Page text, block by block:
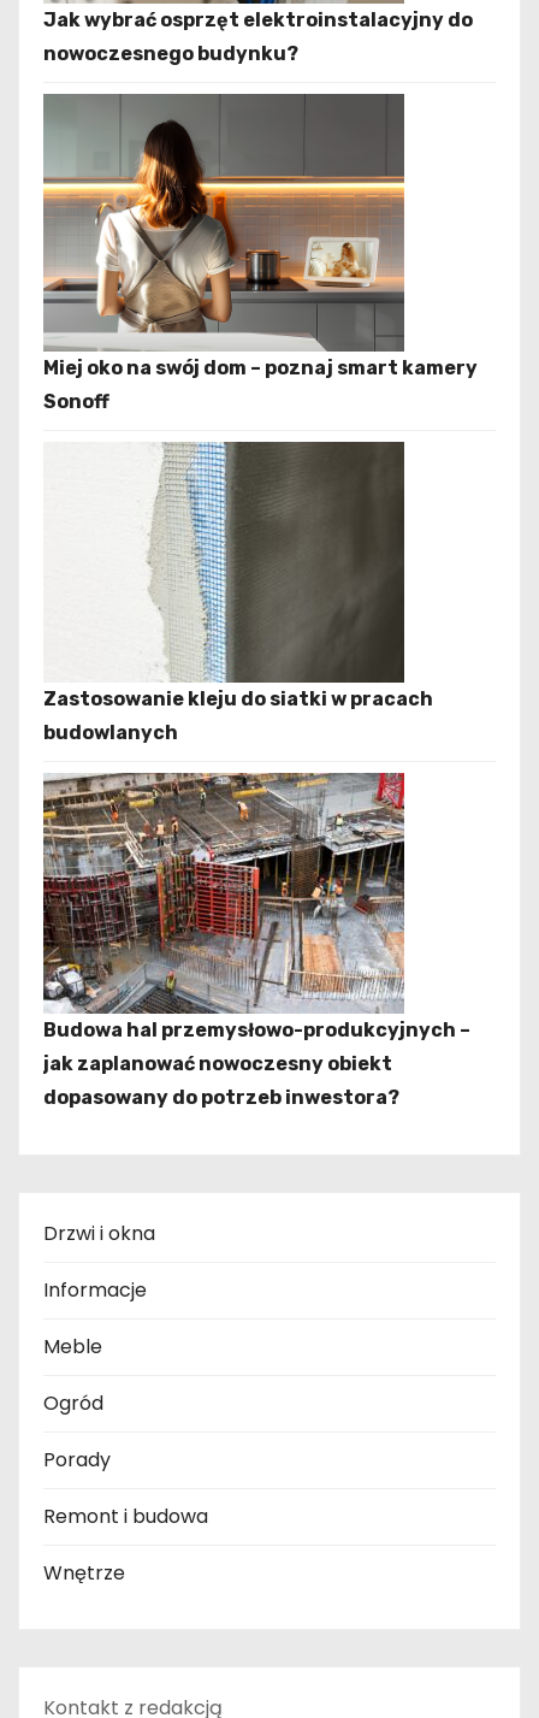
Jak wybrać osprzęt elektroinstalacyjny do
nowoczesnego budynku?
Miej oko na swój dom – poznaj smart kamery
Sonoff
Zastosowanie kleju do siatki w pracach
budowlanych
Budowa hal przemysłowo-produkcyjnych –
jak zaplanować nowoczesny obiekt
dopasowany do potrzeb inwestora?
Drzwi i okna
Informacje
Meble
Ogród
Porady
Remont i budowa
Wnętrze
Kontakt z redakcją